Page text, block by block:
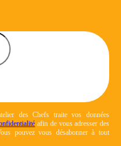
des Chefs traite vos données
afin de vous adresser des
pouvez vous désabonner à tout